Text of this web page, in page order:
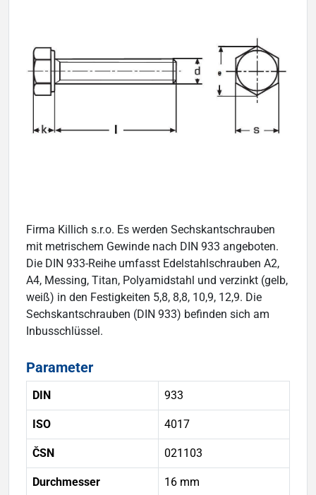
Firma Killich s.r.o. Es werden Sechskantschrauben
mit metrischem Gewinde nach DIN 933 angeboten.
Die DIN 933-Reihe umfasst Edelstahlschrauben A2,
A4, Messing, Titan, Polyamidstahl und verzinkt (gelb,
weiß) in den Festigkeiten 5,8, 8,8, 10,9, 12,9. Die
Sechskantschrauben (DIN 933) befinden sich am
Inbusschlüssel.
Parameter
DIN 933
ISO 4017
ČSN 021103
Durchmesser 16 mm